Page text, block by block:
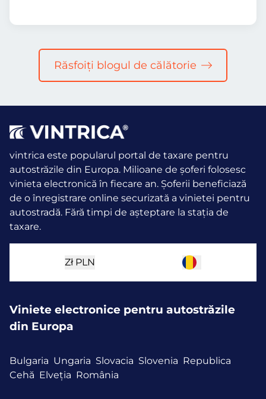
Răsfoiți blogul de călătorie
vintrica este popularul portal de taxare pentru
autostrăzile din Europa. Milioane de șoferi folosesc
vinieta electronică în fiecare an. Șoferii beneficiază
de o înregistrare online securizată a vinietei pentru
autostradă. Fără timpi de așteptare la stația de
taxare.
Zł PLN
Viniete electronice pentru autostrăzile
din Europa
Bulgaria Ungaria Slovacia Slovenia Republica
Cehă Elveția România